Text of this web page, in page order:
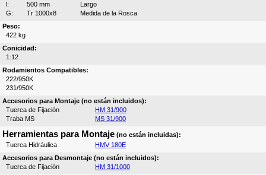
l:
500 mm
Largo
G:
Tr 1000x8
Medida de la Rosca
Peso:
422 kg
Conicidad:
1:12
Rodamientos Compatibles:
222/950K
231/950K
Accesorios para Montaje (no están incluidos):
Tuerca de Fijación
HM 31/900
Traba MS
MS 31/900
Herramientas para Montaje (no están incluidas):
Tuerca Hidráulica
HMV 180E
Accesorios para Desmontaje (no están incluidos):
Tuerca de Fijación
HM 31/1000